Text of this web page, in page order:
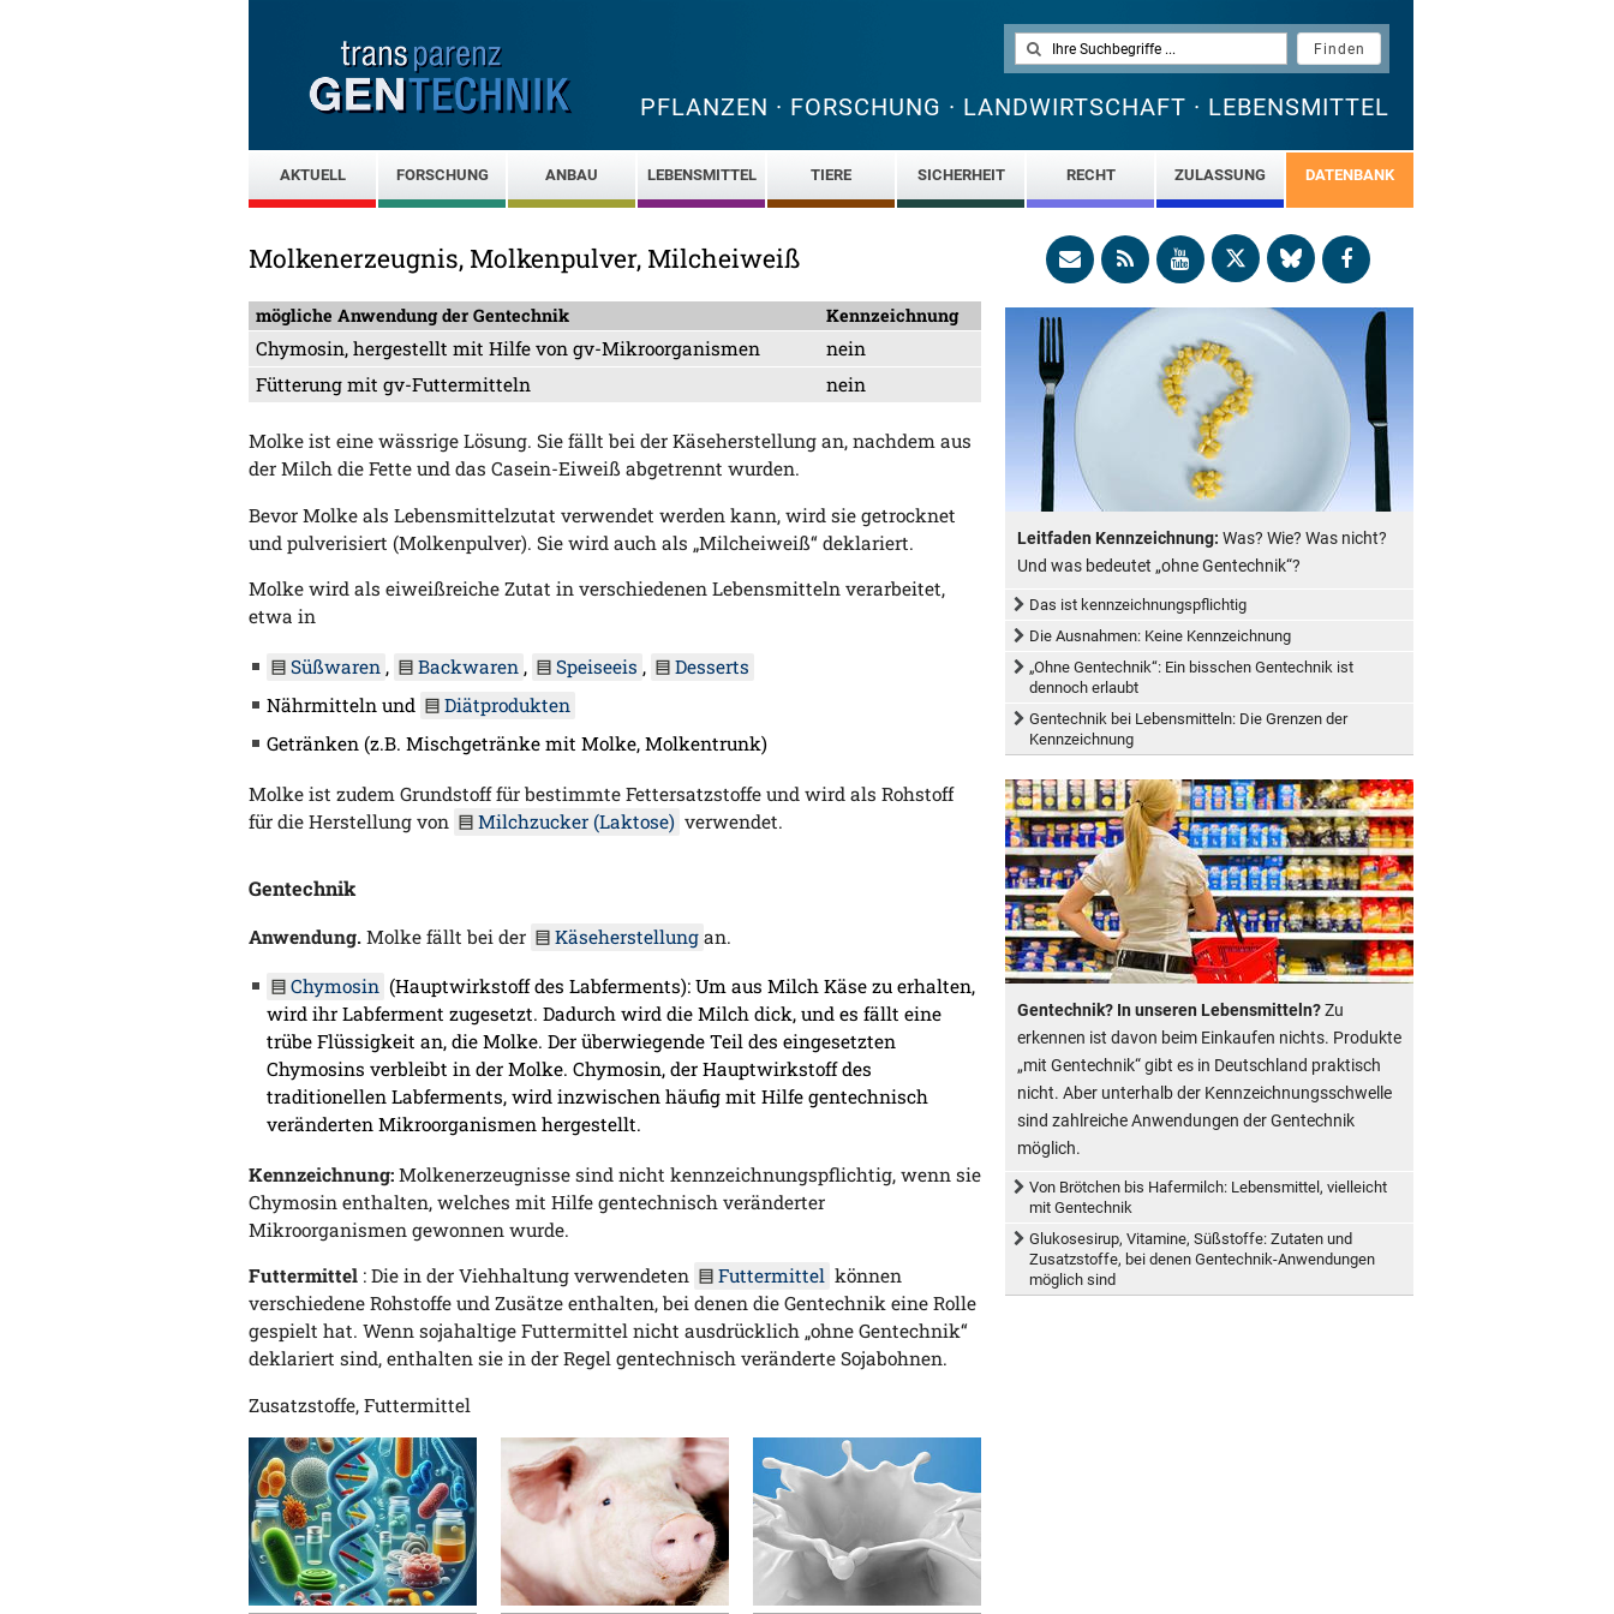
PFLANZEN · FORSCHUNG · LANDWIRTSCHAFT · LEBENSMITTEL
AKTUELL FORSCHUNG ANBAU LEBENSMITTEL TIERE SICHERHEIT RECHT ZULASSUNG DATENBANK
Molkenerzeugnis, Molkenpulver, Milcheiweiß
mögliche Anwendung der Gentechnik Kennzeichnung
Chymosin, hergestellt mit Hilfe von gv-Mikroorganismen
nein
Fütterung mit gv-Futtermitteln
nein
Molke ist eine wässrige Lösung. Sie fällt bei der Käseherstellung an, nachdem aus
der Milch die Fette und das Casein-Eiweiß abgetrennt wurden.
Bevor Molke als Lebensmittelzutat verwendet werden kann, wird sie getrocknet
und pulverisiert (Molkenpulver). Sie wird auch als „Milcheiweiß“ deklariert.
Molke wird als eiweißreiche Zutat in verschiedenen Lebensmitteln verarbeitet,
etwa in
Süßwaren , Backwaren , Speiseeis ,
Desserts
Nährmitteln und
Diätprodukten
Getränken (z.B. Mischgetränke mit Molke, Molkentrunk)
Molke ist zudem Grundstoff für bestimmte Fettersatzstoffe und wird als Rohstoff
für die Herstellung von
Milchzucker (Laktose) verwendet.
Gentechnik
Anwendung. Molke fällt bei der Käseherstellung an.
Chymosin (Hauptwirkstoff des Labferments): Um aus Milch Käse zu erhalten,
wird ihr Labferment zugesetzt. Dadurch wird die Milch dick, und es fällt eine
trübe Flüssigkeit an, die Molke. Der überwiegende Teil des eingesetzten
Chymosins verbleibt in der Molke. Chymosin, der Hauptwirkstoff des
traditionellen Labferments, wird inzwischen häufig mit Hilfe gentechnisch
veränderten Mikroorganismen hergestellt.
Kennzeichnung: Molkenerzeugnisse sind nicht kennzeichnungspflichtig, wenn sie
Chymosin enthalten, welches mit Hilfe gentechnisch veränderter
Mikroorganismen gewonnen wurde.
Futtermittel : Die in der Viehhaltung verwendeten Futtermittel können
verschiedene Rohstoffe und Zusätze enthalten, bei denen die Gentechnik eine Rolle
gespielt hat. Wenn sojahaltige Futtermittel nicht ausdrücklich „ohne Gentechnik“
deklariert sind, enthalten sie in der Regel gentechnisch veränderte Sojabohnen.
Zusatzstoffe, Futtermittel
Leitfaden Kennzeichnung: Was? Wie? Was nicht?
Und was bedeutet „ohne Gentechnik“?
Das ist kennzeichnungspflichtig
Die Ausnahmen: Keine Kennzeichnung
„Ohne Gentechnik“: Ein bisschen Gentechnik ist
dennoch erlaubt
Gentechnik bei Lebensmitteln: Die Grenzen der
Kennzeichnung
Gentechnik? In unseren Lebensmitteln?Zu
erkennen ist davon beim Einkaufen nichts. Produkte
„mit Gentechnik“ gibt es in Deutschland praktisch
nicht. Aber unterhalb der Kennzeichnungsschwelle
sind zahlreiche Anwendungen der Gentechnik
möglich.
Von Brötchen bis Hafermilch: Lebensmittel, vielleicht
mit Gentechnik
Glukosesirup, Vitamine, Süßstoffe: Zutaten und
Zusatzstoffe, bei denen Gentechnik-Anwendungen
möglich sind